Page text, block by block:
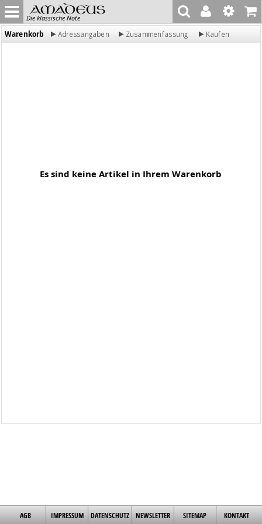
Die klassische Note
Warenkorb Adressangaben Zusammenfassung Kaufen
Es sind keine Artikel in Ihrem Warenkorb
AGB IMPRESSUM DATENSCHUTZ NEWSLETTER SITEMAP KONTAKT